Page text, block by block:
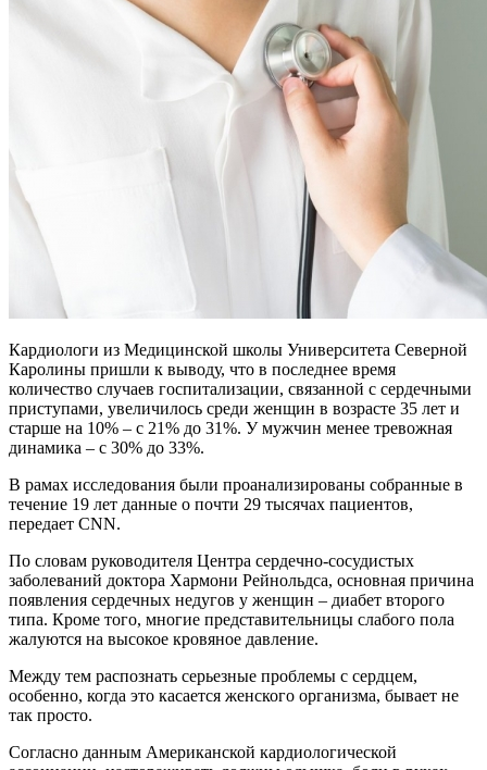
Кардиологи из Медицинской школы Университета Северной
Каролины пришли к выводу, что в последнее время
количество случаев госпитализации, связанной с сердечными
приступами, увеличилось среди женщин в возрасте 35 лет и
старше на 10% – с 21% до 31%. У мужчин менее тревожная
динамика – с 30% до 33%.
В рамах исследования были проанализированы собранные в
течение 19 лет данные о почти 29 тысячах пациентов,
передает CNN.
По словам руководителя Центра сердечно-сосудистых
заболеваний доктора Хармони Рейнольдса, основная причина
появления сердечных недугов у женщин – диабет второго
типа. Кроме того, многие представительницы слабого пола
жалуются на высокое кровяное давление.
Между тем распознать серьезные проблемы с сердцем,
особенно, когда это касается женского организма, бывает не
так просто.
Согласно данным Американской кардиологической